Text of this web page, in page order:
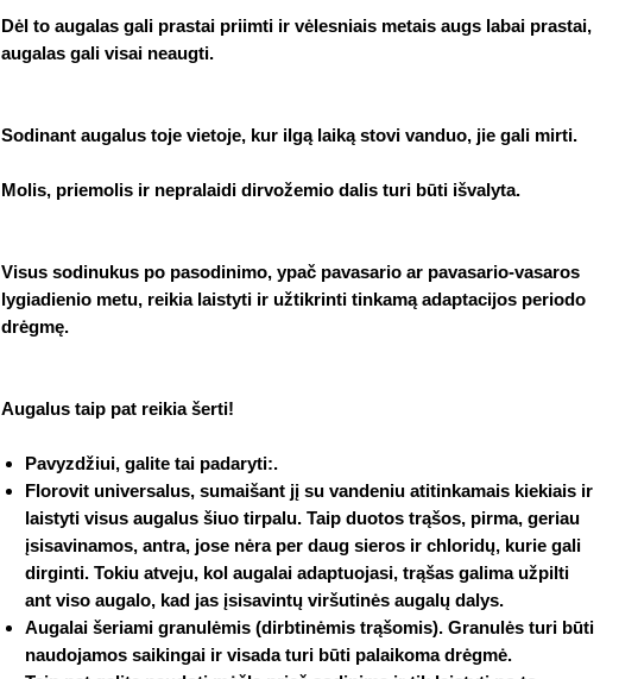
Dėl to augalas gali prastai priimti ir vėlesniais metais augs labai prastai,
augalas gali visai neaugti.
Sodinant augalus toje vietoje, kur ilgą laiką stovi vanduo, jie gali mirti.
Molis, priemolis ir nepralaidi dirvožemio dalis turi būti išvalyta.
Visus sodinukus po pasodinimo, ypač pavasario ar pavasario-vasaros
lygiadienio metu, reikia laistyti ir užtikrinti tinkamą adaptacijos periodo
drėgmę.
Augalus taip pat reikia šerti!
Pavyzdžiui, galite tai padaryti:.
Florovit universalus, sumaišant jį su vandeniu atitinkamais kiekiais ir
laistyti visus augalus šiuo tirpalu. Taip duotos trąšos, pirma, geriau
įsisavinamos, antra, jose nėra per daug sieros ir chloridų, kurie gali
dirginti. Tokiu atveju, kol augalai adaptuojasi, trąšas galima užpilti
ant viso augalo, kad jas įsisavintų viršutinės augalų dalys.
Augalai šeriami granulėmis (dirbtinėmis trąšomis). Granulės turi būti
naudojamos saikingai ir visada turi būti palaikoma drėgmė.